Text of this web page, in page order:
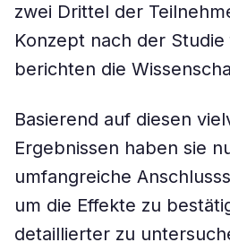
zwei Drittel der
Konzept nach der
berichten die
Basierend auf diesen
Ergebnissen haben sie
umfangreiche
um die Effekte zu
detaillierter zu